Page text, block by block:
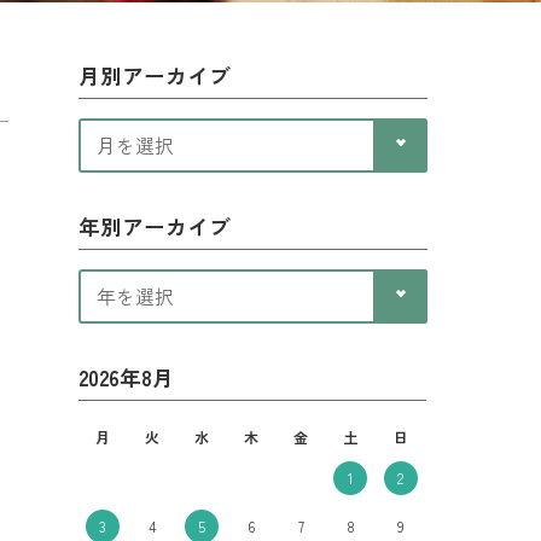
月別アーカイブ
年別アーカイブ
2026年8月
月 火 水 木 金 土
日
1
2
3 4 5 6 7 8 9